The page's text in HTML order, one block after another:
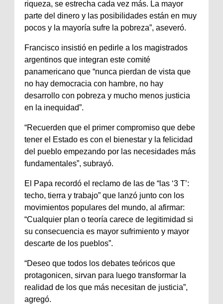
riqueza, se estrecha cada vez más. La mayor
parte del dinero y las posibilidades están en muy
pocos y la mayoría sufre la pobreza”, aseveró.
Francisco insistió en pedirle a los magistrados
argentinos que integran este comité
panamericano que “nunca pierdan de vista que
no hay democracia con hambre, no hay
desarrollo con pobreza y mucho menos justicia
en la inequidad”.
“Recuerden que el primer compromiso que debe
tener el Estado es con el bienestar y la felicidad
del pueblo empezando por las necesidades más
fundamentales”, subrayó.
El Papa recordó el reclamo de las de “las ‘3 T’:
techo, tierra y trabajo” que lanzó junto con los
movimientos populares del mundo, al afirmar:
“Cualquier plan o teoría carece de legitimidad si
su consecuencia es mayor sufrimiento y mayor
descarte de los pueblos”.
“Deseo que todos los debates teóricos que
protagonicen, sirvan para luego transformar la
realidad de los que más necesitan de justicia”,
agregó.